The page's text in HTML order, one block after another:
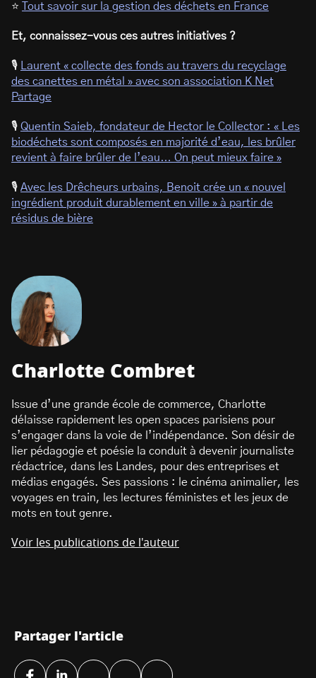
⭐
Tout savoir sur la gestion des déchets en France
Et, connaissez-vous ces autres initiatives ?
🎙 Laurent « collecte des fonds au travers du recyclage
des canettes en métal » avec son association K Net
Partage
🎙 Quentin Saieb, fondateur de Hector le Collector : « Les
biodéchets sont composés en majorité d’eau, les brûler
revient à faire brûler de l’eau… On peut mieux faire »
🎙 Avec les Drêcheurs urbains, Benoit crée un « nouvel
ingrédient produit durablement en ville » à partir de
résidus de bière
Charlotte Combret
Issue d’une grande école de commerce, Charlotte
délaisse rapidement les open spaces parisiens pour
s’engager dans la voie de l’indépendance. Son désir de
lier pédagogie et poésie la conduit à devenir journaliste
rédactrice, dans les Landes, pour des entreprises et
médias engagés. Ses passions : le cinéma animalier, les
voyages en train, les lectures féministes et les jeux de
mots en tout genre.
Voir les publications de l'auteur
Partager l'article